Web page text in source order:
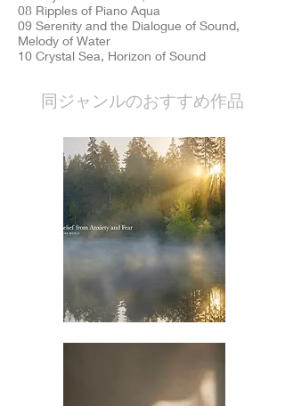
08 Ripples of Piano Aqua
09 Serenity and the Dialogue of Sound,
Melody of Water
10 Crystal Sea, Horizon of Sound
​同ジャンルのおすすめ作品